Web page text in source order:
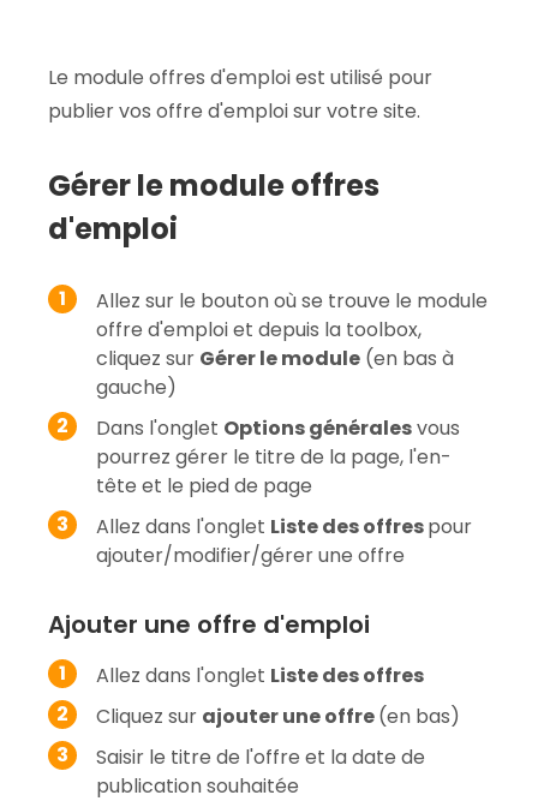
Le module offres d'emploi est utilisé pour
publier vos offre d'emploi sur votre site.
Gérer le module offres
d'emploi
Allez sur le bouton où se trouve le module
offre d'emploi et depuis la toolbox,
cliquez sur Gérer le module (en bas à
gauche)
Dans l'onglet Options généralesvous
pourrez gérer le titre de la page, l'en-
tête et le pied de page
Allez dans l'onglet Liste des offrespour
ajouter/modifier/gérer une offre
Ajouter une offre d'emploi
Allez dans l'onglet Liste des offres
Cliquez sur ajouter une offre(en bas)
Saisir le titre de l'offre et la date de
publication souhaitée